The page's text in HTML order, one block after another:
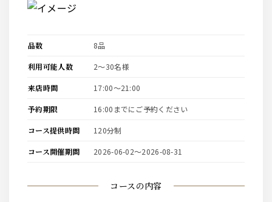
コースの内容
品数 8品
利用可能人数 2〜30名様
来店時間 17:00〜21:00
予約期限 16:00までにご予約ください
コース提供時間 120分制
コース開催期間 2026-06-02〜2026-08-31